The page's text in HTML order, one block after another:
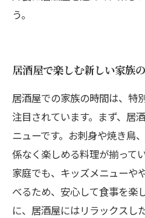
う。
居酒屋で楽しむ新しい家族
居酒屋での家族の時間は、特
注目されています。まず、居
ニューです。お刺身や焼き鳥
係なく楽しめる料理が揃って
家庭でも、キッズメニューや
べるため、安心して食事を楽
に、居酒屋にはリラックスし